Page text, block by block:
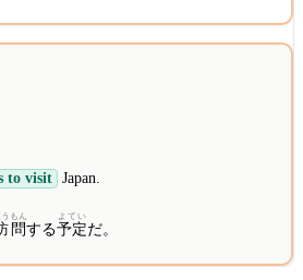
to visit Japan.
問
うもん
する予定
よてい
だ。